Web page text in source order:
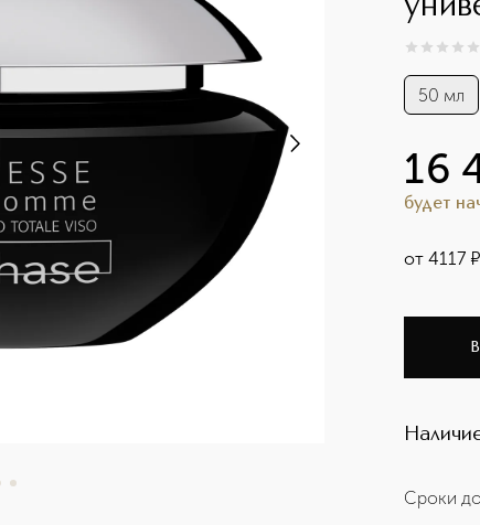
0из 0
50 мл
16
будет
от4117
Сроки